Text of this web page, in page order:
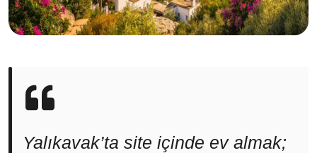
Yalıkavak’ta site içinde ev almak;